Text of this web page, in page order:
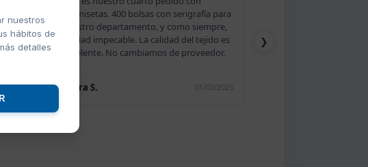
nuestros
hábitos de
detalles
nota
de textil.
15/11/2025
ecamisetas. 400 bolsas con serigrafía para
nuestro departamento, y como siempre,
calidad impecable. La calidad del tejido es
excelente. No cambiamos de proveedor.
Laura S. 01/03/2025
❯